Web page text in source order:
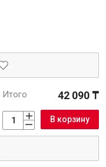
Итого 42 090 ₸
В корзину